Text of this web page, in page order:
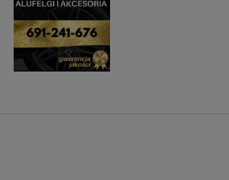
modeli samochodów z rozstawem
czy felgi będą pasowały do Twojego auta -
ogłoszenia.
SIĘ NA nr N171.